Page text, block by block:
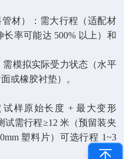
材）：需大行程（适配材
率可能达 500% 以上）和
模拟实际受力状态（水平
或橡胶衬垫）。
样原始长度 + 最大变形
试需行程≥12 米（预留装夹
塑料片）可选行程 1~3